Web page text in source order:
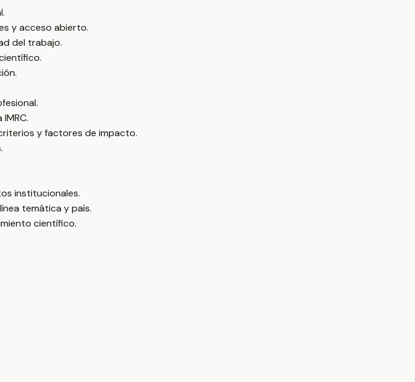
y acceso abierto.
del trabajo.
y factores de impacto.
institucionales.
temática y país.
científico.